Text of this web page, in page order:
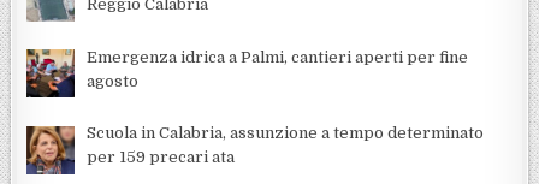
Reggio Calabria
Emergenza idrica a Palmi, cantieri aperti per fine
agosto
Scuola in Calabria, assunzione a tempo determinato
per 159 precari ata